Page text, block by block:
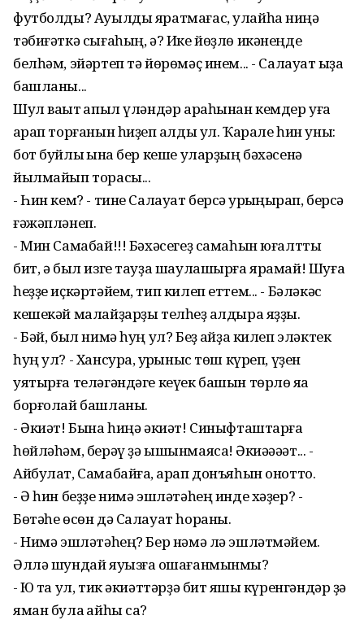
футболды? Ауылды яратмағас, улайһа ниңә
тәбиғәткә сығаһың, ә? Ике йөҙлө икәнеңде
белһәм, эйәртеп тә йөрөмәҫ инем... - Салауат ҡыҙа
башланы...
Шул ваҡыт ҡапыл үләндәр араһынан кемдер уға
ҡарап торғанын һиҙеп ҡалды ул. Ҡарале һин уны:
бот буйлыҡ ҡына бер кеше уларҙың бәхәсенә
йылмайып торасы...
- Һин кем? - тине Салауат берсә ҡурҡыңҡырап, берсә
ғәжәпләнеп.
- Мин Самабай!!! Бәхәсегеҙ самаһын юғалтты
бит, ә был изге тауҙа шаулашырға ярамай! Шуға
һеҙҙе иҫкәртәйем, тип килеп еттем... - Бәләкәс
кешекәй малайҙарҙы телһеҙ ҡалдыра яҙҙы.
- Бәй, был нимә һуң ул? Беҙ ҡайҙа килеп эләктек
һуң ул? - Хансура, ҡурҡыныс төш күреп, үҙен
уятырға теләгәндәге кеүек башын төрлө яҡҡа
борғолай башланы.
- Әкиәт! Бына һиңә әкиәт! Синыфташтарға
һөйләһәм, берәү ҙә ышынмаясаҡ! Әкиәәәәт... -
Айбулат, Самабайға, ҡарап донъяһын онотто.
- Ә һин беҙҙе нимә эшләтәһең инде хәҙер? -
Бөтәһе өсөн дә Салауат һораны.
- Нимә эшләтәһең? Бер нәмә лә эшләтмәйем.
Әллә шундай яуызға оҡшағанмынмы?
- Юҡ та ул, тик әкиәттәрҙә бит яҡшы күренгәндәр ҙә
яман була ҡайһы саҡ?